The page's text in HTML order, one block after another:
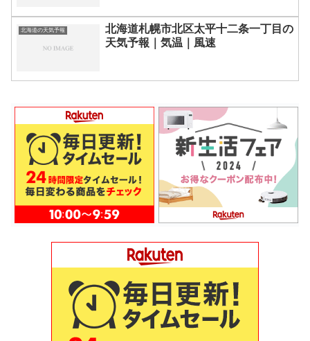
北海道の天気予報
北海道札幌市北区太平十二条一丁目の
天気予報｜気温｜風速